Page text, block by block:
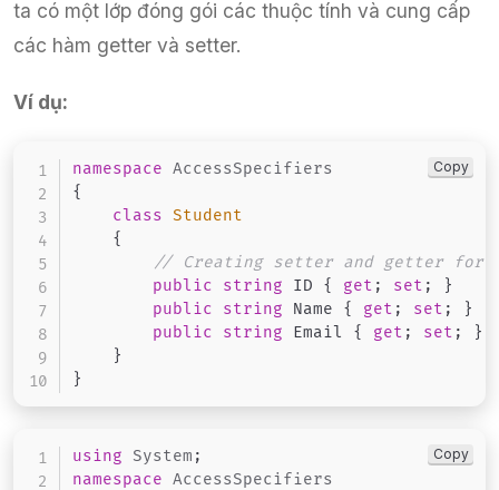
ta có một lớp đóng gói các thuộc tính và cung cấp
các hàm getter và setter.
Ví dụ:
namespace AccessSpecifiers
{
class Student
{
// Creating setter and getter for
public
string ID { get ; set ;
}
public
string Name { get ; set ;
}
public
string Email { get ; set ;
}
}
}
Copy
using System ;
namespace AccessSpecifiers
Copy